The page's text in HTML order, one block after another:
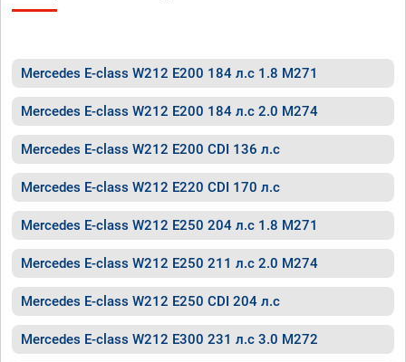
Mercedes E-class W212 E200 184 л.с 1.8 M271
Mercedes E-class W212 E200 184 л.с 2.0 M274
Mercedes E-class W212 E200 CDI 136 л.с
Mercedes E-class W212 E220 CDI 170 л.с
Mercedes E-class W212 E250 204 л.с 1.8 M271
Mercedes E-class W212 E250 211 л.с 2.0 M274
Mercedes E-class W212 E250 CDI 204 л.с
Mercedes E-class W212 E300 231 л.с 3.0 M272